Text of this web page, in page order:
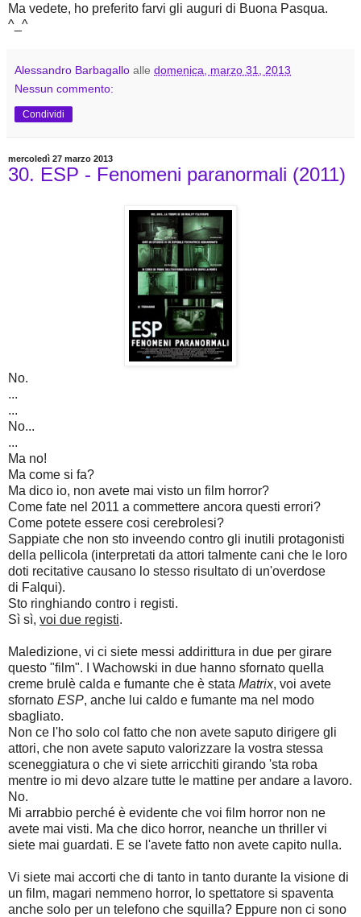
Ma vedete, ho preferito farvi gli auguri di Buona Pasqua.
^_^
Alessandro Barbagallo alle domenica, marzo 31, 2013
Nessun commento:
Condividi
mercoledì 27 marzo 2013
30. ESP - Fenomeni paranormali (2011)
No.
...
...
No...
...
Ma no!
Ma come si fa?
Ma dico io, non avete mai visto un film horror?
Come fate nel 2011 a commettere ancora questi errori?
Come potete essere cosi cerebrolesi?
Sappiate che non sto inveendo contro gli inutili protagonisti
della pellicola (interpretati da attori talmente cani che le loro
doti recitative causano lo stesso risultato di un'overdose
di Falqui).
Sto ringhiando contro i registi.
Sì sì, voi due registi.
Maledizione, vi ci siete messi addirittura in due per girare
questo "film". I Wachowski in due hanno sfornato quella
creme brulè calda e fumante che è stata Matrix, voi avete
sfornato ESP, anche lui caldo e fumante ma nel modo
sbagliato.
Non ce l'ho solo col fatto che non avete saputo dirigere gli
attori, che non avete saputo valorizzare la vostra stessa
sceneggiatura o che vi siete arricchiti girando 'sta roba
mentre io mi devo alzare tutte le mattine per andare a lavoro.
No.
Mi arrabbio perché è evidente che voi film horror non ne
avete mai visti. Ma che dico horror, neanche un thriller vi
siete mai guardati. E se l'avete fatto non avete capito nulla.
Vi siete mai accorti che di tanto in tanto durante la visione di
un film, magari nemmeno horror, lo spettatore si spaventa
anche solo per un telefono che squilla? Eppure non ci sono